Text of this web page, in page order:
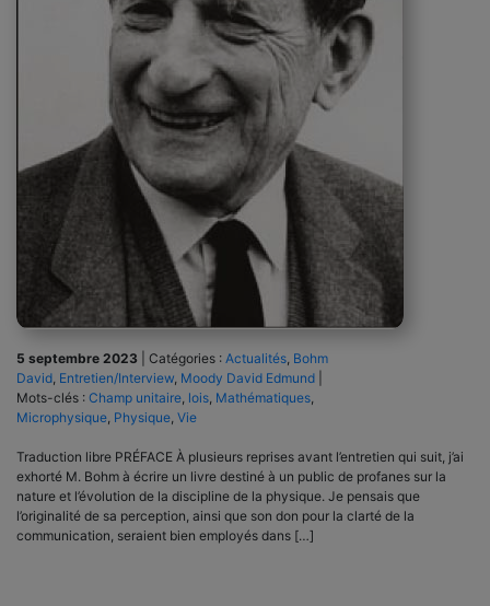
5 septembre 2023 Catégories : Actualités, Bohm
David, Entretien/Interview, Moody David Edmund
Mots-clés : Champ unitaire, lois, Mathématiques,
Microphysique, Physique, Vie
Traduction libre PRÉFACE À plusieurs reprises avant l’entretien qui suit, j’ai
exhorté M. Bohm à écrire un livre destiné à un public de profanes sur la
nature et l’évolution de la discipline de la physique. Je pensais que
l’originalité de sa perception, ainsi que son don pour la clarté de la
communication, seraient bien employés dans […]